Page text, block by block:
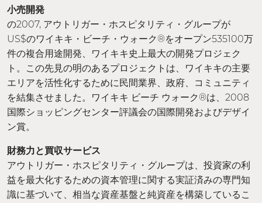
小売開発
の2007, アウトリガー・ホスピタリティ・グループが
US$のワイキキ・ビーチ・ウォーク®をオープン535100万
件の複合用途開発、ワイキキ史上最大の開発プロジェク
ト。この先見の明のあるプロジェクトは、ワイキキの主要
エリアを活性化するために民間業界、政府、コミュニティ
を結集させました。ワイキキ ビーチ ウォーク®は、2008
国際ショッピングセンター評議会の国際開発およびデザイ
ン賞。
財務力と買収サービス
アウトリガー・ホスピタリティ・グループは、投資家の利
益を最大化するための資本管理に関する実証済みの専門知
識に基づいて、相当な資産基盤と純資産を構築しているこ